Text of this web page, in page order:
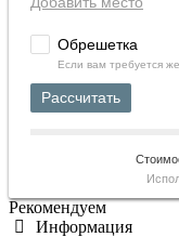
Обрешетка
Если вам требуется
Рассчитать
Рекомендуем
Информация